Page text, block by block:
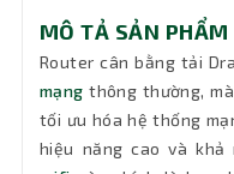
NAT
Session
PPTP,
MÔ TẢ SẢN PHẨM
Router cân bằng tải
mạng thông thường,
tối ưu hóa hệ thống
hiệu năng cao và